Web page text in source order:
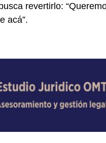
revertirlo:
acá”.